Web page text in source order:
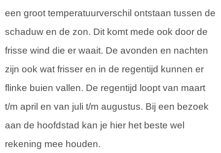
een groot temperatuurverschil ontstaan tussen de
schaduw en de zon. Dit komt mede ook door de
frisse wind die er waait. De avonden en nachten
zijn ook wat frisser en in de regentijd kunnen er
flinke buien vallen. De regentijd loopt van maart
t/m april en van juli t/m augustus. Bij een bezoek
aan de hoofdstad kan je hier het beste wel
rekening mee houden.